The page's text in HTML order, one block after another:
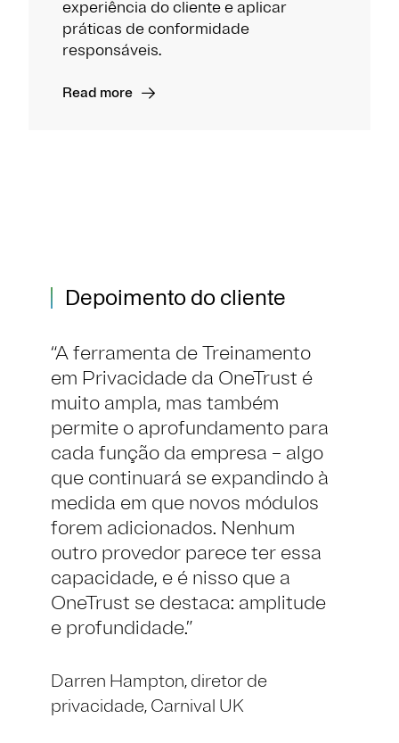
experiência do cliente e aplicar
práticas de conformidade
responsáveis.
Read more
Depoimento do cliente
A ferramenta de Treinamento
em Privacidade da OneTrust é
muito ampla, mas também
permite o aprofundamento para
cada função da empresa – algo
que continuará se expandindo à
medida em que novos módulos
forem adicionados. Nenhum
outro provedor parece ter essa
capacidade, e é nisso que a
OneTrust se destaca: amplitude
e profundidade.
Darren Hampton, diretor de
privacidade, Carnival UK